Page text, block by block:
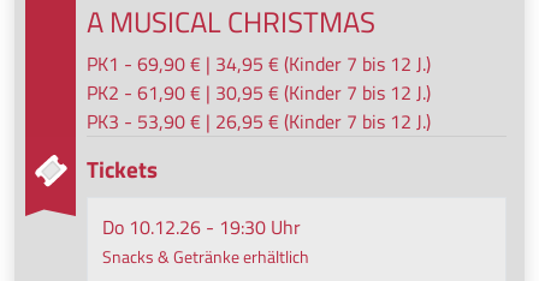
A MUSICAL CHRISTMAS
PK1 - 69,90 € | 34,95 € (Kinder 7 bis 12 J.)
PK2 - 61,90 € | 30,95 € (Kinder 7 bis 12 J.)
PK3 - 53,90 € | 26,95 € (Kinder 7 bis 12 J.)
Tickets
Do 10.12.26 - 19:30 Uhr
Snacks & Getränke erhältlich